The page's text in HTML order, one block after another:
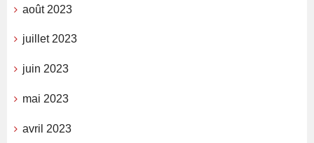
août 2023
juillet 2023
juin 2023
mai 2023
avril 2023